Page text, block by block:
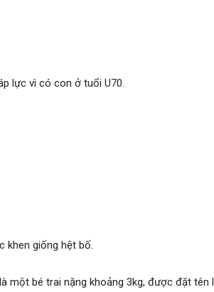
Quang Minh nuôi dưỡng bé Dustin cho đến